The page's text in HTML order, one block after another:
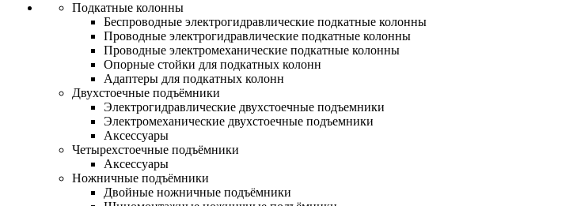
Подкатные колонны
Беспроводные электрогидравлические подкатные колонны
Проводные электрогидравлические подкатные колонны
Проводные электромеханические подкатные колонны
Опорные стойки для подкатных колонн
Адаптеры для подкатных колонн
Двухстоечные подъёмники
Электрогидравлические двухстоечные подъемники
Электромеханические двухстоечные подъемники
Аксессуары
Четырехстоечные подъёмники
Аксессуары
Ножничные подъёмники
Двойные ножничные подъёмники